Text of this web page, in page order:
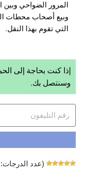
المرور الضواحي
وبيع أصحاب محطات
التي تقوم بهذا النقل.
إذا كنت بحاجة إلى
وسنتصل بك.
(عدد الدرجات: